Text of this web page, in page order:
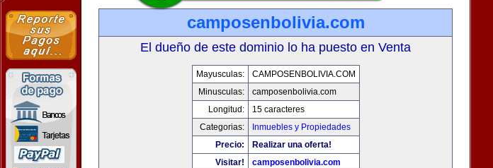
camposenbolivia.com
El dueño de este dominio lo ha puesto en Venta
Mayusculas:
CAMPOSENBOLIVIA.COM
Minusculas:
camposenbolivia.com
Longitud:
15 caracteres
Categorias:
Inmuebles y Propiedades
Precio:
Realizar una oferta!
Visitar!
camposenbolivia.com